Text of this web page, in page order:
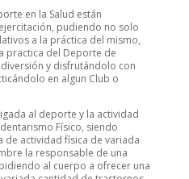
en la Salud están
pudiendo no solo
a la práctica del mismo,
practica del Deporte de
y disfrutándolo con
en algun Club o
al deporte y la actividad
Físico, siendo
de actividad física de variada
la responsable de una
al cuerpo a ofrecer una